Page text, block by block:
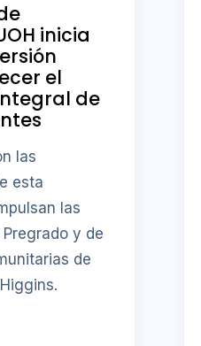
inicia
el
de
las
esta
las
y de
de